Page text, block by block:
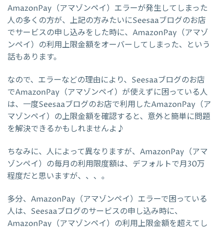
AmazonPay（アマゾンペイ）エラーが発生してしまった
人の多くの方が、上記の方みたいにSeesaaブログのお店
でサービスの申し込みをした時に、AmazonPay（アマゾ
ンペイ）の利用上限金額をオーバーしてしまった、という
話もあります。
なので、エラーなどの理由により、Seesaaブログのお店
でAmazonPay（アマゾンペイ）が使えずに困っている人
は、一度Seesaaブログのお店で利用したAmazonPay（ア
マゾンペイ）の上限金額を確認すると、意外と簡単に問題
を解決できるかもしれませんよ♪
ちなみに、人によって異なりますが、AmazonPay（アマ
ゾンペイ）の毎月の利用限度額は、デフォルトで月30万
程度だと思いますが、、、。
多分、AmazonPay（アマゾンペイ）エラーで困っている
人は、Seesaaブログのサービスの申し込み時に、
AmazonPay（アマゾンペイ）の利用上限金額を超えてし